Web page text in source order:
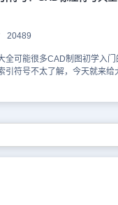
20489
全可能很多CAD制图初学入门
引符号不太了解，今天就来给
。CAD标注符号大全中索引符
软件，菜单位置：[建筑设计
后，显示对话框：其中控件功
在索引符号命令分为“指向索引
标注。1. 指向索引在对话框
行提示取点标注：请给出索引